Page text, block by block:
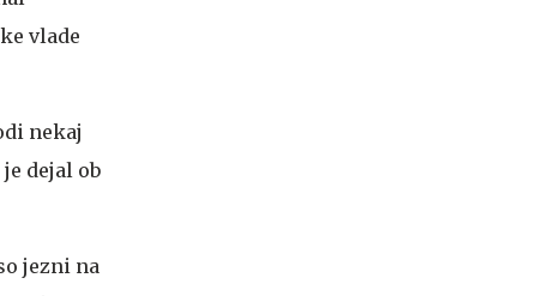
vlade
nekaj
dejal ob
jezni na